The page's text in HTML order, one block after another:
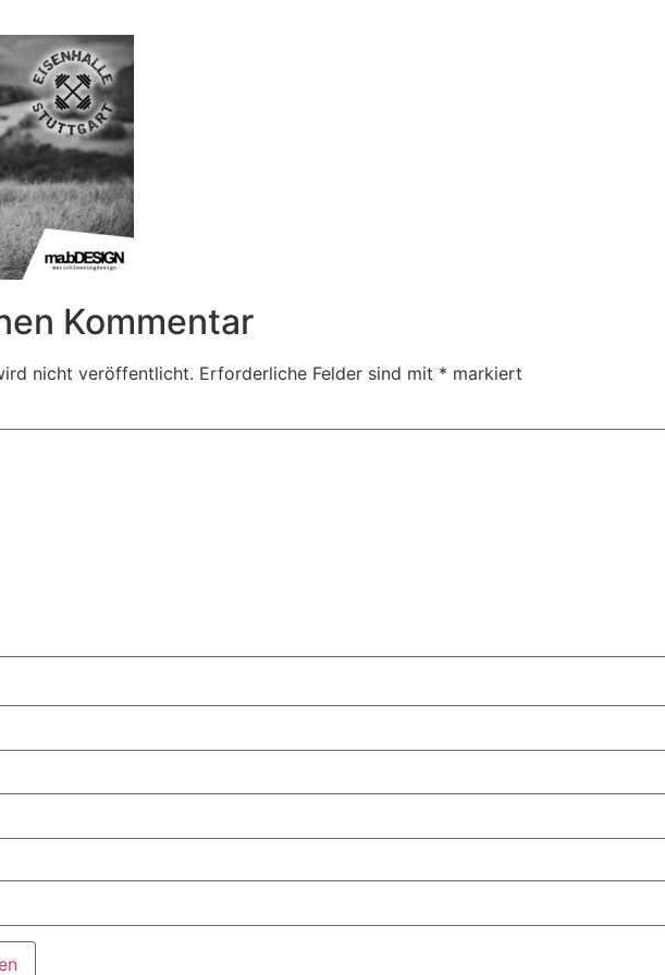
Kommentar
nicht veröffentlicht. Erforderliche Felder sind mit * markiert